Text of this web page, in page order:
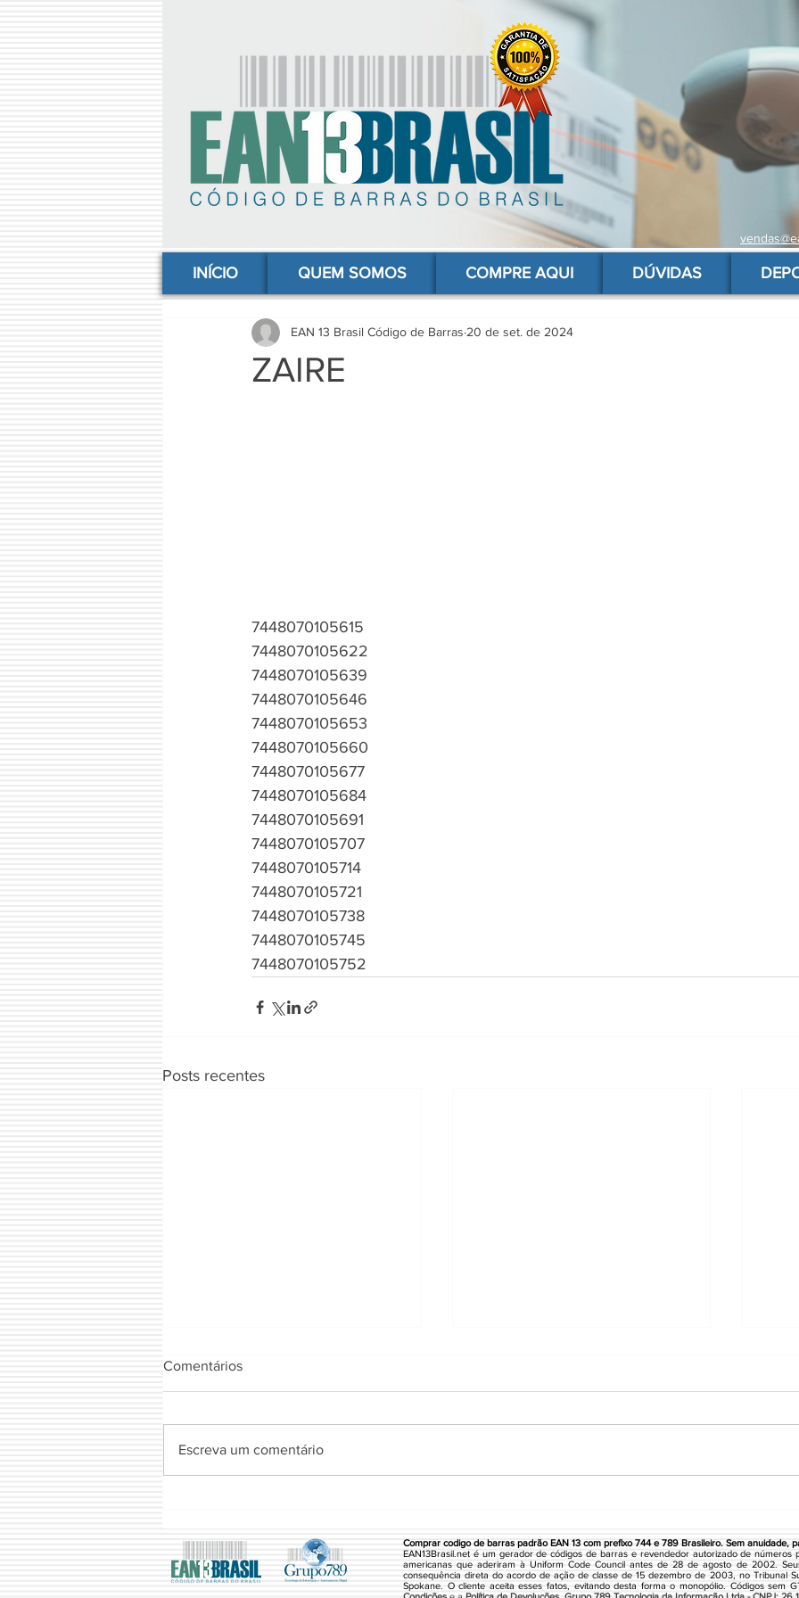
comprar codigo de barras, comprar código de barras, adquirir código de barras, código de barras online, código de barras para produtos, gs1, código brasileiro, ean 13 universal, código de barras barato
INÍCIO QUEM SOMOS COMPRE AQUI DÚVIDAS
ZAIRE
EAN 13 Brasil Código de Barras 20 de set. de 2024
7448070105615
7448070105622
7448070105639
7448070105646
7448070105653
7448070105660
7448070105677
7448070105684
7448070105691
7448070105707
7448070105714
7448070105721
7448070105738
7448070105745
7448070105752
Posts recentes
FIOTA NATURAL
Comentários
Escreva um comentário
Comprar codigo de barras padrão EAN 13 com prefixo 744 e 789 Brasileiro. Sem anuidade,
EAN13Brasil.net é um gerador de códigos de barras e revendedor autorizado de números
americanas que aderiram à Uniform Code Council antes de 28 de agosto de 2002.
consequência direta do acordo de ação de classe de 15 dezembro de 2003, no Tribunal
Spokane. O cliente aceita esses fatos, evitando desta forma o monopólio. Códigos sem